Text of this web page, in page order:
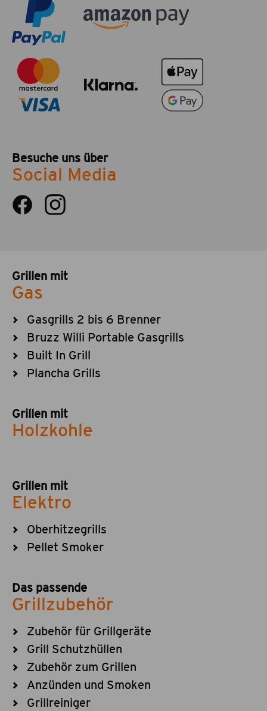
Besuche uns über
Social Media
Grillen mit
Gas
Gasgrills 2 bis 6 Brenner
Bruzz Willi Portable Gasgrills
Built In Grill
Plancha Grills
Grillen mit
Holzkohle
Grillen mit
Elektro
Oberhitzegrills
Pellet Smoker
Das passende
Grillzubehör
Zubehör für Grillgeräte
Grill Schutzhüllen
Zubehör zum Grillen
Anzünden und Smoken
Grillreiniger